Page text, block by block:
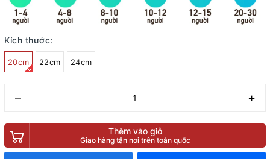
Kích thước:
20cm 22cm 24cm
– +
Thêm vào giỏ
Giao hàng tận nơi trên toàn quốc